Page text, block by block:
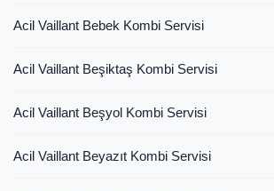
Acil Vaillant Bebek Kombi Servisi
Acil Vaillant Beşiktaş Kombi Servisi
Acil Vaillant Beşyol Kombi Servisi
Acil Vaillant Beyazıt Kombi Servisi